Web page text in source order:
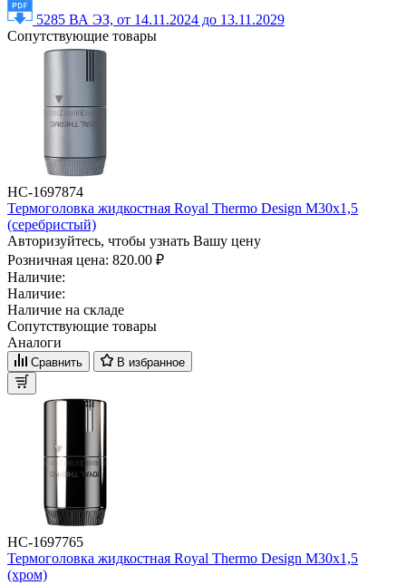
5285 ВА ЭЗ, от 14.11.2024 до 13.11.2029
Сопутствующие товары
НС-1697874
Термоголовка жидкостная Royal Thermo Design М30х1,5
(серебристый)
Авторизуйтесь, чтобы узнать Вашу цену
Розничная цена: 820.00 ₽
Наличие:
Наличие:
Наличие на складе
Сопутствующие товары
Аналоги
Сравнить В избранное
НС-1697765
Термоголовка жидкостная Royal Thermo Design М30х1,5
(хром)